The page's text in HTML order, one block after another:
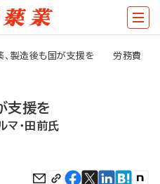
、製造後も国が支援を 労務費
支援を
マ・田前氏